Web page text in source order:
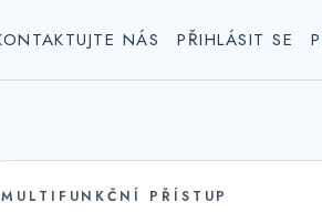
NÁS PŘIHLÁSIT SE
MULTIFUNKČNÍ PŘÍSTUP